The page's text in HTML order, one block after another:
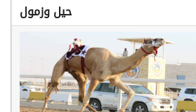
حيل وزمول